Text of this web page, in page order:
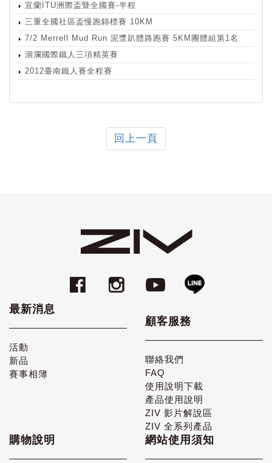
宜蘭ITU洲際盃暨全國賽-半程
三重全國社區盃慢跑錦標賽 10KM
7/2 Merrell Mud Run 泥漿趴體路跑賽 5KM團體組第1名
洄瀾國際鐵人三項精英賽
2012臺南鐵人賽全程賽
回上一頁
最新消息
活動
新品
賽事相簿
顧客服務
聯絡我們
FAQ
使用說明下載
產品使用說明
ZIV 影片解說區
ZIV 全系列產品
購物說明 網站使用須知